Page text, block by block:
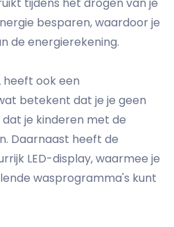
besparen, waardoor je
de energierekening.
heeft ook een
betekent dat je je geen
je kinderen met de
Daarnaast heeft de
LED-display, waarmee je
wasprogramma's kunt